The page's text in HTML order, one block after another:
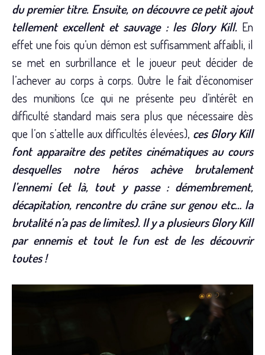
du premier titre. Ensuite, on découvre ce petit ajout
tellement excellent et sauvage : les Glory Kill.En
effet une fois qu’un démon est suffisamment affaibli, il
se met en surbrillance et le joueur peut décider de
l’achever au corps à corps. Outre le fait d’économiser
des munitions (ce qui ne présente peu d’intérêt en
difficulté standard mais sera plus que nécessaire dès
que l’on s’attelle aux difficultés élevées), ces Glory Kill
font apparaitre des petites cinématiques au cours
desquelles notre héros achève brutalement
l’ennemi (et là, tout y passe : démembrement,
décapitation, rencontre du crâne sur genou etc… la
brutalité n’a pas de limites). Il y a plusieurs Glory Kill
par ennemis et tout le fun est de les découvrir
toutes !